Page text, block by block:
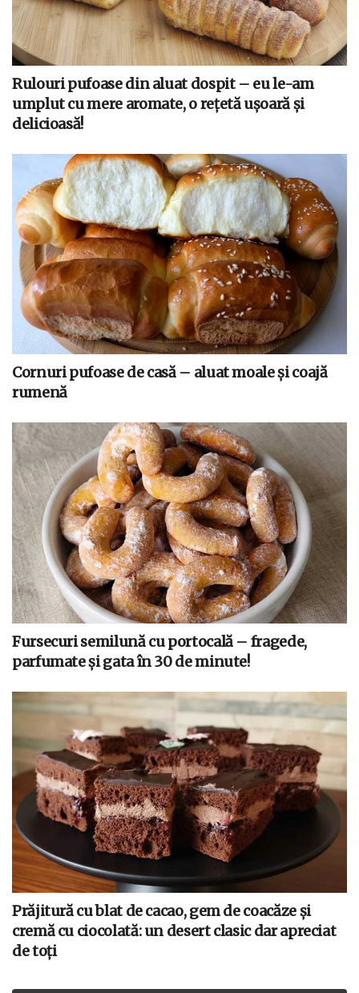
Rulouri pufoase din aluat dospit – eu le-am
umplut cu mere aromate, o rețetă ușoară și
delicioasă!
Cornuri pufoase de casă – aluat moale și coajă
rumenă
Fursecuri semilună cu portocală – fragede,
parfumate și gata în 30 de minute!
Prăjitură cu blat de cacao, gem de coacăze și
cremă cu ciocolată: un desert clasic dar apreciat
de toți